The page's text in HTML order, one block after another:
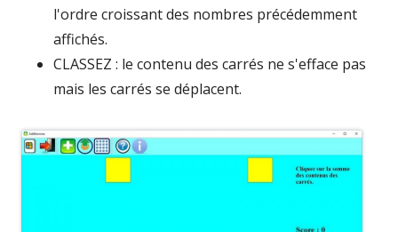
l'ordre croissant des nombres précédemment
affichés.
CLASSEZ : le contenu des carrés ne s'efface pas
mais les carrés se déplacent.